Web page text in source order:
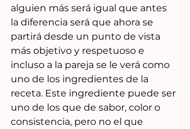
alguien más será igual que antes
la diferencia será que ahora se
partirá desde un punto de vista
más objetivo y respetuoso e
incluso a la pareja se le verá como
uno de los ingredientes de la
receta. Este ingrediente puede ser
uno de los que de sabor, color o
consistencia, pero no el que